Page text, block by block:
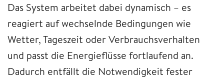
Das System arbeitet dabei dynamisch – es
reagiert auf wechselnde Bedingungen wie
Wetter, Tageszeit oder Verbrauchsverhalten
und passt die Energieflüsse fortlaufend an.
Dadurch entfällt die Notwendigkeit fester